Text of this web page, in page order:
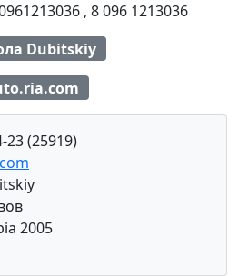
, 8 096 1213036
Dubitskiy
23 (25919)
2005